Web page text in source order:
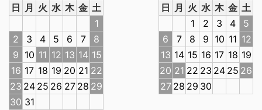
日 月 火 水 木 金 土
1
2
3 4 5 6 7
8
9 10 11 12 13 14 15
16 17 18 19 20 21 22
23 24 25 26 27 28 29
30 31
日 月 火 水 木 金 土
1
2 3 4
5
6
7 8 9 10 11 12
13 14 15 16 17 18 19
20 21 22 23 24 25 26
27 28 29 30